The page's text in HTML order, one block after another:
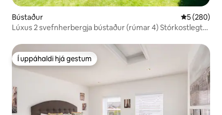
Bústaður 5 af 5 í
5 (280)
Lúxus 2 svefnherbergja bústaður (rúmar 4) Stórkostlegt
Í uppáhaldi hjá gestum
Í uppáhaldi hjá gestum